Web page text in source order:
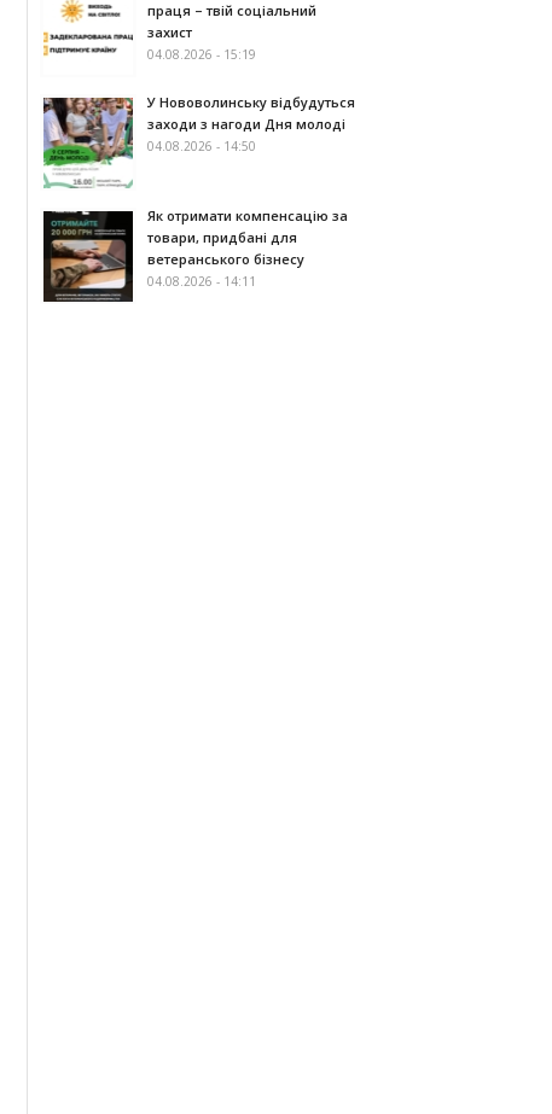
праця – твій соціальний
захист
04.08.2026 - 15:19
У Нововолинську відбудуться
заходи з нагоди Дня молоді
04.08.2026 - 14:50
Як отримати компенсацію за
товари, придбані для
ветеранського бізнесу
04.08.2026 - 14:11